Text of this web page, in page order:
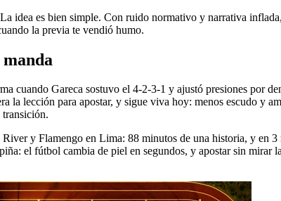
idea es bien simple. Con ruido normativo y narrativa
la previa te vendió humo.
cuando Gareca sostuvo el 4-2-3-1 y ajustó presiones por
la lección para apostar, y sigue viva hoy: menos escudo y
transición.
y Flamengo en Lima: 88 minutos de una historia, y en
el fútbol cambia de piel en segundos, y apostar sin mirar